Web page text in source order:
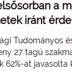
a
iránt
Tudományos
27 tagú
62%-át javasolta